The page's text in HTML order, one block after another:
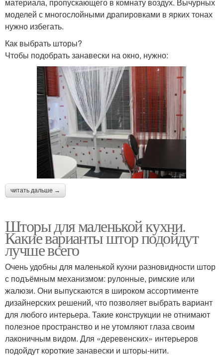
материала, пропускающего в комнату воздух. Вычурных
моделей с многослойными драпировками в ярких тонах
нужно избегать.
Как выбрать шторы?
Чтобы подобрать занавески на окно, нужно:
читать дальше →
Шторы для маленькой кухни.
Какие варианты штор подойдут
лучше всего
Очень удобны для маленькой кухни разновидности штор
с подъёмным механизмом: рулонные, римские или
жалюзи. Они выпускаются в широком ассортименте
дизайнерских решений, что позволяет выбрать вариант
для любого интерьера. Такие конструкции не отнимают
полезное пространство и не утомляют глаза своим
лаконичным видом. Для «деревенских» интерьеров
подойдут короткие занавески и шторы-нити.